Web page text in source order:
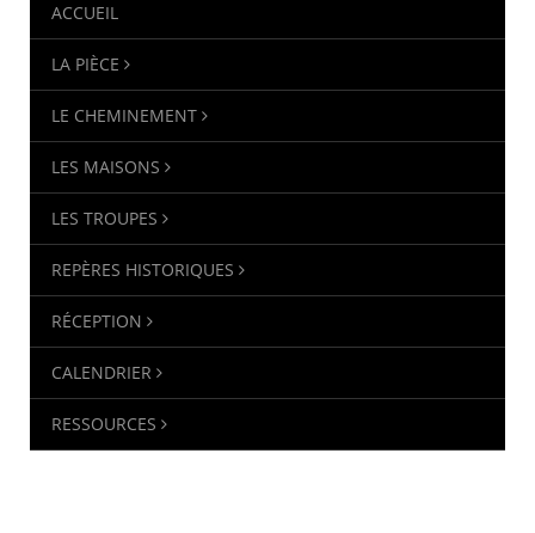
ACCUEIL
LA PIÈCE
LE CHEMINEMENT
LES MAISONS
LES TROUPES
REPÈRES HISTORIQUES
RÉCEPTION
CALENDRIER
RESSOURCES